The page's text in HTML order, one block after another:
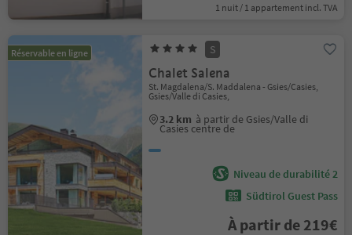
1 nuit / 1 appartement incl. TVA
Réservable en ligne S
Chalet Salena
St. Magdalena/S. Maddalena - Gsies/Casies,
Gsies/Valle di Casies,
3.2 km à partir de Gsies/Valle di
Casies centre de
Niveau de durabilité 2
Südtirol Guest Pass
À partir de 219€